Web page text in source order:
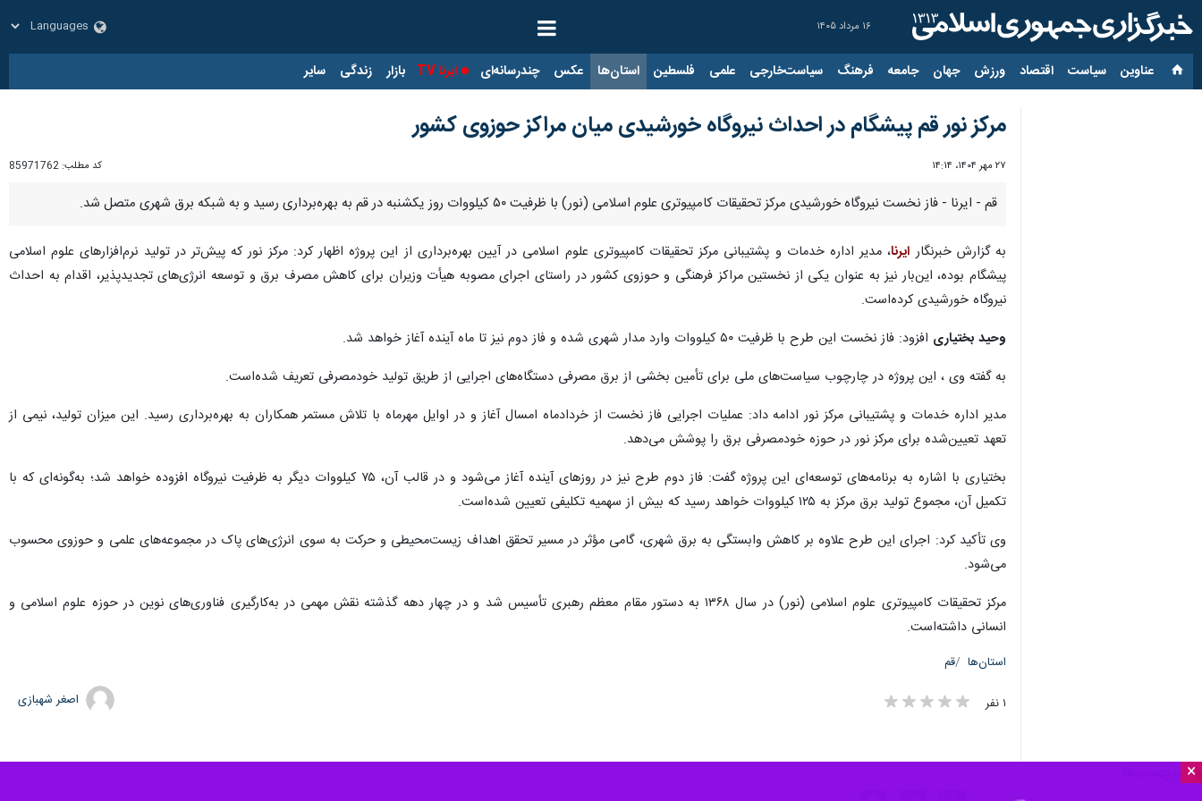
۱۶ مرداد ۱۴۰۵
عناوین‌ سیاست اقتصاد ورزش جهان جامعه فرهنگ سیاست‌خارجی علمی فلسطین استان‌ها عکس چندرسانه‌ای ایرنا TV بازار زندگی سایر
×
مرکز نور قم پیشگام در احداث نیروگاه خورشیدی میان مراکز حوزوی کشور
۲۷ مهر ۱۴۰۴، ۱۴:۱۴ کد مطلب: 85971762
قم - ایرنا - فاز نخست نیروگاه خورشیدی مرکز تحقیقات کامپیوتری علوم اسلامی (نور) با ظرفیت ۵۰ کیلووات روز یکشنبه در قم به بهره‌برداری رسید و به شبکه برق شهری متصل شد.
به گزارش خبرنگار ایرنا، مدیر اداره خدمات و پشتیبانی مرکز تحقیقات کامپیوتری علوم اسلامی در آیین بهره‌برداری از این پروژه اظهار کرد: مرکز نور که پیش‌تر در تولید نرم‌افزارهای علوم اسلامی
پیشگام بوده، این‌بار نیز به عنوان یکی از نخستین مراکز فرهنگی و حوزوی کشور در راستای اجرای مصوبه هیأت وزیران برای کاهش مصرف برق و توسعه انرژی‌های تجدیدپذیر، اقدام به احداث
نیروگاه خورشیدی کرده‌است.
وحید بختیاری افزود: فاز نخست این طرح با ظرفیت ۵۰ کیلووات وارد مدار شهری شده و فاز دوم نیز تا ماه آینده آغاز خواهد شد.
به گفته وی ، این پروژه در چارچوب سیاست‌های ملی برای تأمین بخشی از برق مصرفی دستگاه‌های اجرایی از طریق تولید خودمصرفی تعریف شده‌است.
مدیر اداره خدمات و پشتیبانی مرکز نور ادامه داد: عملیات اجرایی فاز نخست از خردادماه امسال آغاز و در اوایل مهرماه با تلاش مستمر همکاران به بهره‌برداری رسید. این میزان تولید، نیمی از
تعهد تعیین‌شده برای مرکز نور در حوزه خودمصرفی برق را پوشش می‌دهد.
بختیاری با اشاره به برنامه‌های توسعه‌ای این پروژه گفت: فاز دوم طرح نیز در روزهای آینده آغاز می‌شود و در قالب آن، ۷۵ کیلووات دیگر به ظرفیت نیروگاه افزوده خواهد شد؛ به‌گونه‌ای که با
تکمیل آن، مجموع تولید برق مرکز به ۱۲۵ کیلووات خواهد رسید که بیش از سهمیه تکلیفی تعیین‌ شده‌است.
وی تأکید کرد: اجرای این طرح علاوه بر کاهش وابستگی به برق شهری، گامی مؤثر در مسیر تحقق اهداف زیست‌محیطی و حرکت به سوی انرژی‌های پاک در مجموعه‌های علمی و حوزوی محسوب
می‌شود.
مرکز تحقیقات کامپیوتری علوم اسلامی (نور) در سال ۱۳۶۸ به دستور مقام معظم رهبری تأسیس شد و در چهار دهه گذشته نقش مهمی در به‌کارگیری فناوری‌های نوین در حوزه علوم اسلامی و
انسانی داشته‌است.
استان‌ها قم
۱ نفر اصغر شهبازی